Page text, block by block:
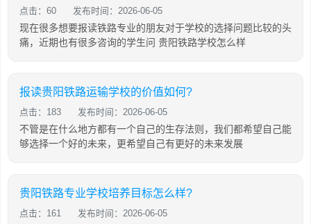
点击：60 发布时间：2026-06-05
现在很多想要报读铁路专业的朋友对于学校的选择问题比较的头
痛，近期也有很多咨询的学生问 贵阳铁路学校怎么样
报读贵阳铁路运输学校的价值如何?
点击：183 发布时间：2026-06-05
不管是在什么地方都有一个自己的生存法则，我们都希望自己能
够选择一个好的未来，更希望自己有更好的未来发展
贵阳铁路专业学校培养目标怎么样?
点击：161 发布时间：2026-06-05